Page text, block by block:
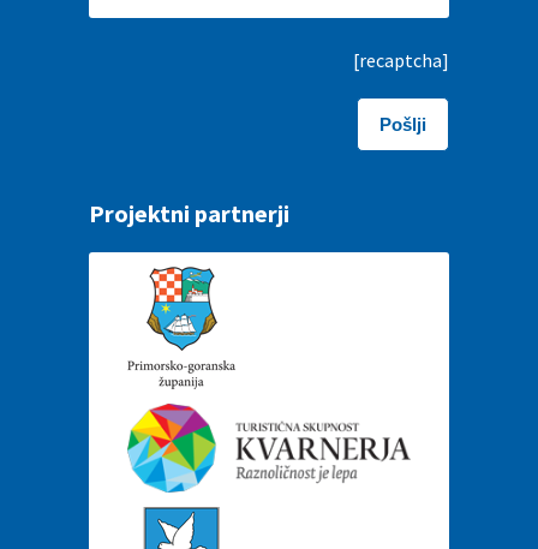
[recaptcha]
Projektni partnerji